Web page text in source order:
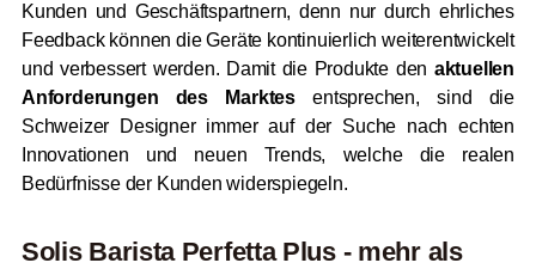
Kunden und Geschäftspartnern, denn nur durch ehrliches
Feedback können die Geräte kontinuierlich weiterentwickelt
und verbessert werden. Damit die Produkte den aktuellen
Anforderungen des Marktesentsprechen, sind die
Schweizer Designer immer auf der Suche nach echten
Innovationen und neuen Trends, welche die realen
Bedürfnisse der Kunden widerspiegeln.
Solis Barista Perfetta Plus - mehr als